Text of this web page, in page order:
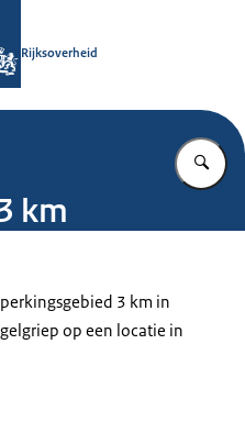
Rijksoverheid
km
3 km in
op een locatie in